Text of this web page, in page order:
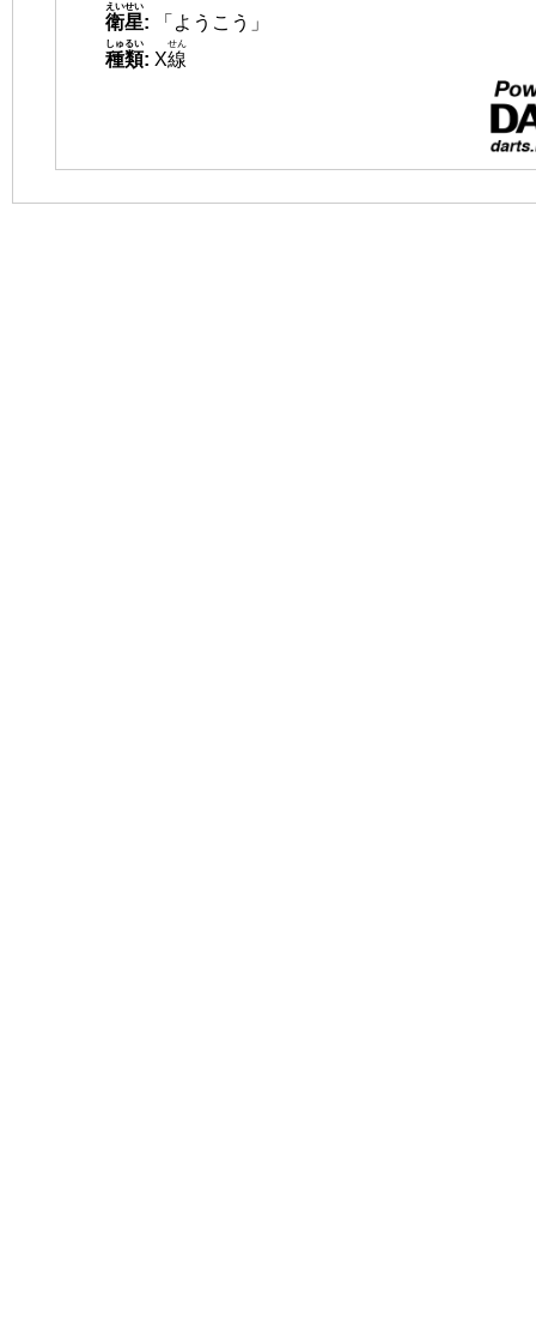
衛星
えいせい
:
「ようこう」
種類
しゅるい
: X線
せん